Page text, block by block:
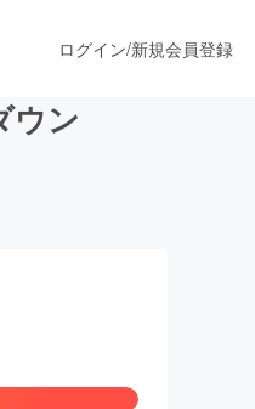
ログイン/新規会員登録
ウン